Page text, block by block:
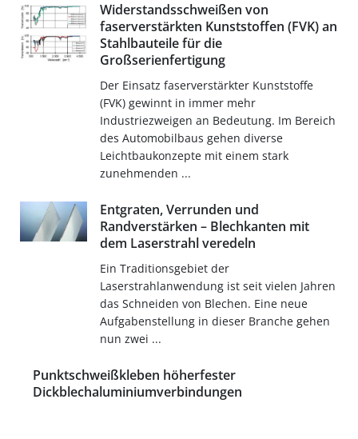
Widerstandsschweißen von
faserverstärkten Kunststoffen (FVK) an
Stahlbauteile für die
Großserienfertigung
Der Einsatz faserverstärkter Kunststoffe
(FVK) gewinnt in immer mehr
Industriezweigen an Bedeutung. Im Bereich
des Automobilbaus gehen diverse
Leichtbaukonzepte mit einem stark
zunehmenden ...
Entgraten, Verrunden und
Randverstärken – Blechkanten mit
dem Laserstrahl veredeln
Ein Traditionsgebiet der
Laserstrahlanwendung ist seit vielen Jahren
das Schneiden von Blechen. Eine neue
Aufgabenstellung in dieser Branche gehen
nun zwei ...
Punktschweißkleben höherfester
Dickblechaluminiumverbindungen